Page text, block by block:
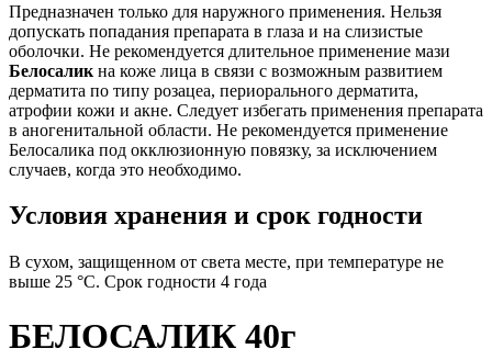
Предназначен только для наружного применения. Нельзя
допускать попадания препарата в глаза и на слизистые
оболочки. Не рекомендуется длительное применение мази
Белосалик на коже лица в связи с возможным развитием
дерматита по типу розацеа, периорального дерматита,
атрофии кожи и акне. Следует избегать применения препарата
в аногенитальной области. Не рекомендуется применение
Белосалика под окклюзионную повязку, за исключением
случаев, когда это необходимо.
Условия хранения и срок годности
В сухом, защищенном от света месте, при температуре не
выше 25 °C. Срок годности 4 года
БЕЛОСАЛИК 40г